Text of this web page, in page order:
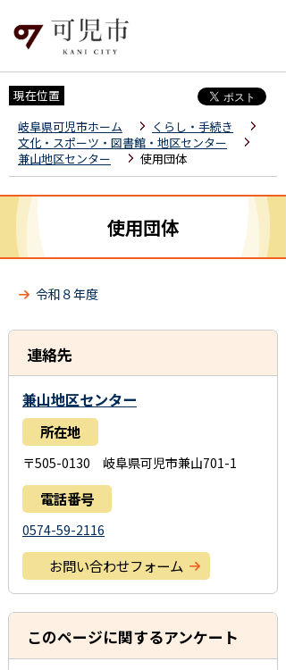
現在位置
岐阜県可児市ホーム
くらし・手続き
文化・スポーツ・図書館・地区センター
兼山地区センター
使用団体
使用団体
令和８年度
連絡先
兼山地区センター
所在地
〒505-0130 岐阜県可児市兼山701-1
電話番号
0574-59-2116
お問い合わせフォーム
このページに関するアンケート